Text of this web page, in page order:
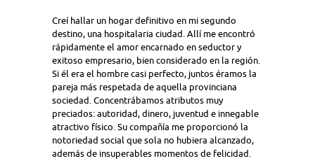
Creí hallar un hogar definitivo en mi segundo
destino, una hospitalaria ciudad. Allí me encontró
rápidamente el amor encarnado en seductor y
exitoso empresario, bien considerado en la región.
Si él era el hombre casi perfecto, juntos éramos la
pareja más respetada de aquella provinciana
sociedad. Concentrábamos atributos muy
preciados: autoridad, dinero, juventud e innegable
atractivo físico. Su compañía me proporcionó la
notoriedad social que sola no hubiera alcanzado,
además de insuperables momentos de felicidad.